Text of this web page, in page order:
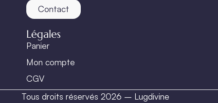
Contact
Légales
Panier
Mon compte
CGV
Tous droits réservés 2026 – Lugdivine